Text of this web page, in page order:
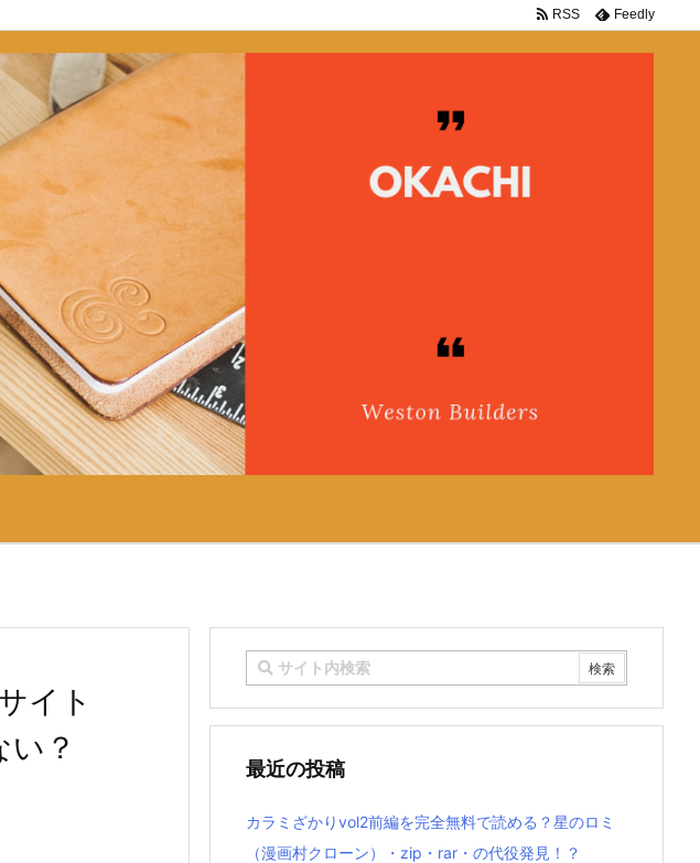
RSS Feedly
イト
？
最近の投稿
カラミざかりvol2前編を完全無料で読める？星のロミ
（漫画村クローン）・zip・rar・の代役発見！？